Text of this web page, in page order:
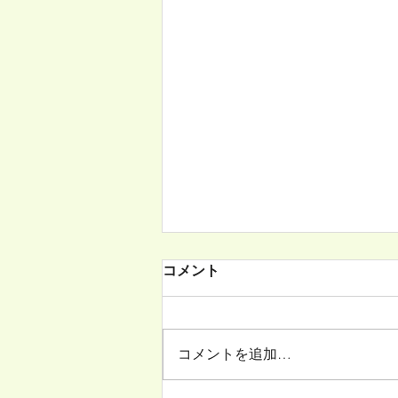
３学期が始まりました
コメント
コメントを追加…